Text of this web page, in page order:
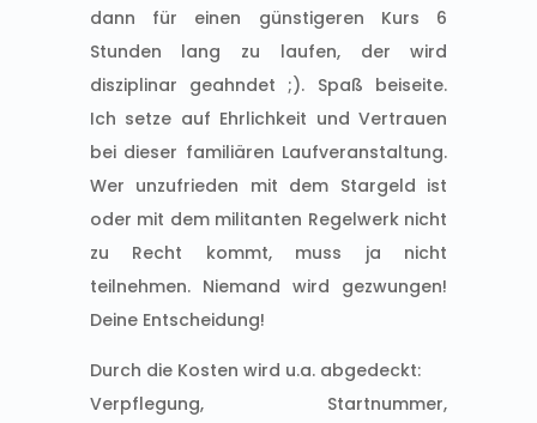
dann für einen günstigeren Kurs 6
Stunden lang zu laufen, der wird
disziplinar geahndet ;). Spaß beiseite.
Ich setze auf Ehrlichkeit und Vertrauen
bei dieser familiären Laufveranstaltung.
Wer unzufrieden mit dem Stargeld ist
oder mit dem militanten Regelwerk nicht
zu Recht kommt, muss ja nicht
teilnehmen. Niemand wird gezwungen!
Deine Entscheidung!
Durch die Kosten wird u.a. abgedeckt:
Verpflegung, Startnummer,